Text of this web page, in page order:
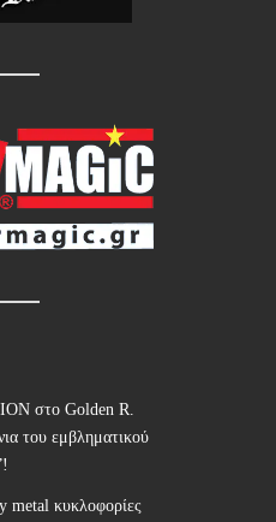
στο Golden R.
του εμβληματικού
metal κυκλοφορίες